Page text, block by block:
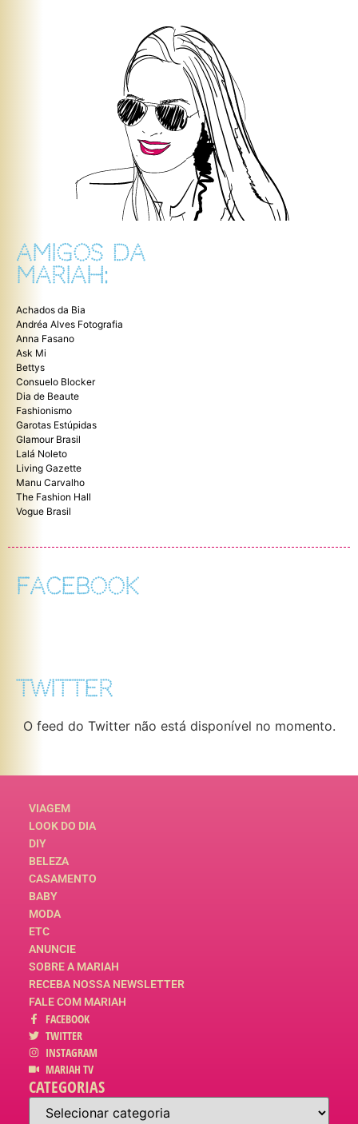
AMIGOS DA
MARIAH:
Achados da Bia
Andréa Alves Fotografia
Anna Fasano
Ask Mi
Bettys
Consuelo Blocker
Dia de Beaute
Fashionismo
Garotas Estúpidas
Glamour Brasil
Lalá Noleto
Living Gazette
Manu Carvalho
The Fashion Hall
Vogue Brasil
FACEBOOK
TWITTER
O feed do Twitter não está disponível no momento.
VIAGEM
LOOK DO DIA
DIY
BELEZA
CASAMENTO
BABY
MODA
ETC
ANUNCIE
SOBRE A MARIAH
RECEBA NOSSA NEWSLETTER
FALE COM MARIAH
FACEBOOK
TWITTER
INSTAGRAM
MARIAH TV
CATEGORIAS